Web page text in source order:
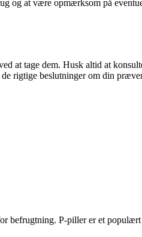
og at være opmærksom på
at tage dem. Husk altid at
rigtige beslutninger om din
befrugtning. P-piller er et